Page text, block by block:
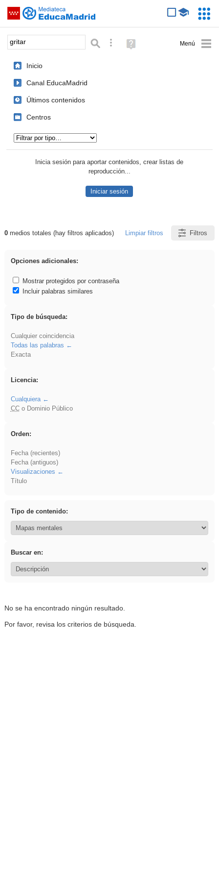
Saltar navegación
Palabra o frase: Búsqueda avanzada
Ayuda
(en
Inicio
Canal EducaMadrid
Últimos contenidos
Centros
Inicia sesión para aportar contenidos, crear listas de
reproducción...
Iniciar sesión
Resultados de: gritar
0medios totales (hay filtros aplicados) Limpiar filtros Filtros
Opciones adicionales:
Mostrar protegidos por contraseña
Incluir palabras similares
Tipo de búsqueda:
Cualquier coincidencia
Todas las palabras
Exacta
Licencia:
Cualquiera
CCo Dominio Público
Orden:
Fecha (recientes)
Fecha (antiguos)
Visualizaciones
Título
Tipo de contenido:
Buscar en:
No se ha encontrado ningún resultado.
Por favor, revisa los criterios de búsqueda.